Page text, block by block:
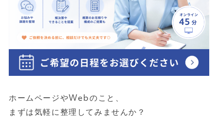
ホームページやWebのこと、
まずは気軽に整理してみませんか？